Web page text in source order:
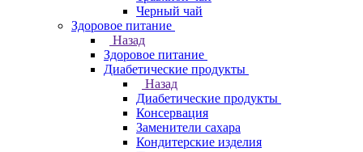
Черный чай
Здоровое питание
Назад
Здоровое питание
Диабетические продукты
Назад
Диабетические продукты
Консервация
Заменители сахара
Кондитерские изделия